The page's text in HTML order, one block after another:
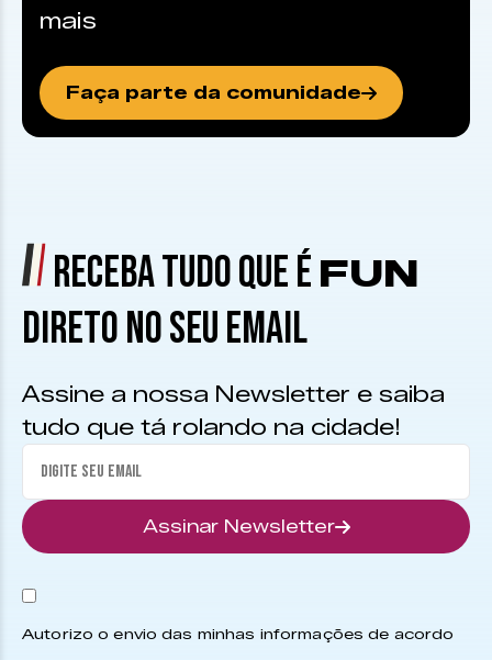
mais
Faça parte da comunidade
RECEBA TUDO QUE É FUN
DIRETO NO SEU EMAIL
Assine a nossa Newsletter e saiba
tudo que tá rolando na cidade!
Assinar Newsletter
Autorizo o envio das minhas informações de acordo